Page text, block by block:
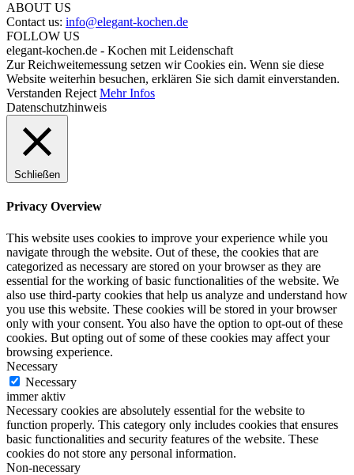
ABOUT US
Contact us: info@elegant-kochen.de
FOLLOW US
elegant-kochen.de - Kochen mit Leidenschaft
Zur Reichweitemessung setzen wir Cookies ein. Wenn sie diese
Website weiterhin besuchen, erklären Sie sich damit einverstanden.
Verstanden Reject Mehr Infos
Datenschutzhinweis
Schließen
Privacy Overview
This website uses cookies to improve your experience while you
navigate through the website. Out of these, the cookies that are
categorized as necessary are stored on your browser as they are
essential for the working of basic functionalities of the website. We
also use third-party cookies that help us analyze and understand how
you use this website. These cookies will be stored in your browser
only with your consent. You also have the option to opt-out of these
cookies. But opting out of some of these cookies may affect your
browsing experience.
Necessary
Necessary
immer aktiv
Necessary cookies are absolutely essential for the website to
function properly. This category only includes cookies that ensures
basic functionalities and security features of the website. These
cookies do not store any personal information.
Non-necessary